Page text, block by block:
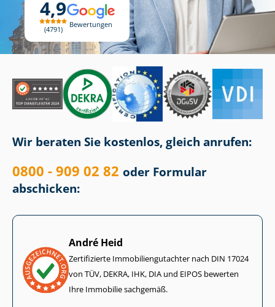
4,9
4791
Bewertungen
Wir beraten Sie kostenlos, gleich anrufen:
0800 - 909 02 82 oder Formular
abschicken:
André Heid
Zertifizierte Im­mo­bi­li­en­gut­ach­ter nach DIN 17024
von TÜV, DEKRA, IHK, DIA und EIPOS bewerten
Ihre Immobilie sachgemäß.